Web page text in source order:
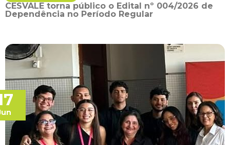
CESVALE torna público o Edital nº 004/2026 de
Dependência no Período Regular